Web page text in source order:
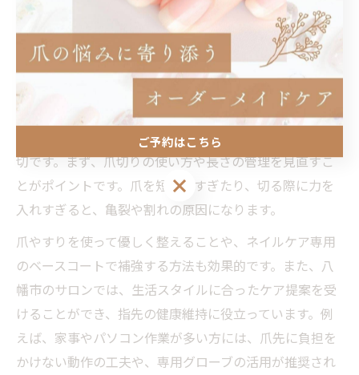
り、日々のネイルケアの効果がより実感できるようにな
ります。乾燥が気になる季節は特に、こまめな保湿を習
慣化しましょう。
割れやすい爪を守る自爪育成の工夫とは
割れやすい自爪を守るためには、日常生活での工夫が大
切です。まず、爪切りの使い方や長さの管理を見直すこ
とがポイントです。爪を短くしすぎたり、切る際に力を
入れすぎると、亀裂や割れの原因になります。
爪やすりを使って優しく整えることや、ネイルケア専用
のベースコートで補強する方法も効果的です。また、八
幡市のサロンでは、生活スタイルに合ったケア提案を受
けることができ、指先の健康維持に役立っています。例
えば、家事やパソコン作業が多い方には、爪先に負担を
かけない動作の工夫や、専用グローブの活用が推奨され
ご予約はこちら
ご予約はこちら